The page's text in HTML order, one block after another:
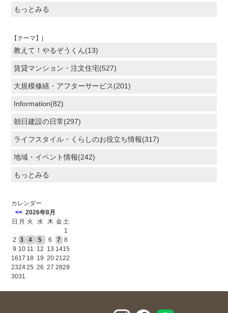
もっとみる
【テーマ】|
教えて！やるぞうくん(13)
賃貸マンション・注文住宅(527)
大規模修繕・アフターサービス(201)
Information(82)
朝日建設の日常(297)
ライフスタイル・くらしのお役立ち情報(317)
地域・イベント情報(242)
もっとみる
カレンダー
<< 2026年8月
日 月 火 水 木 金土
1
2 3 4 5 6 7 8
9 10 11 12 13 1415
1617 18 19 20 2122
232425 26 27 2829
3031